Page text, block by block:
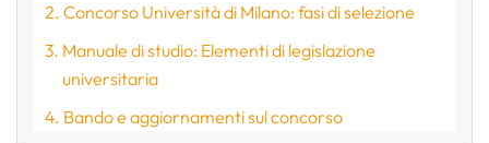
Concorso Università di Milano: fasi di selezione
Manuale di studio: Elementi di legislazione
universitaria
Bando e aggiornamenti sul concorso